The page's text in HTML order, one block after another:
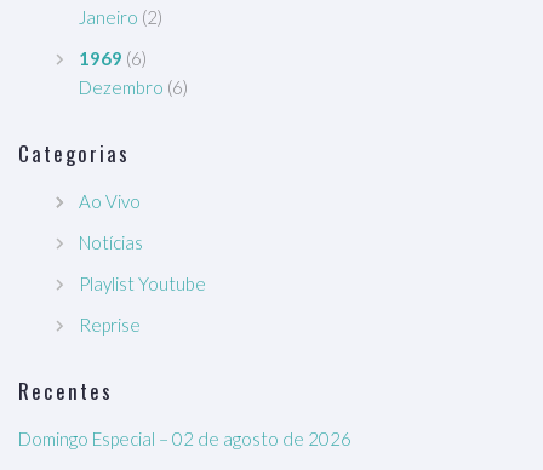
Janeiro (2)
1969 (6)
Dezembro (6)
Categorias
Ao Vivo
Notícias
Playlist Youtube
Reprise
Recentes
Domingo Especial – 02 de agosto de 2026